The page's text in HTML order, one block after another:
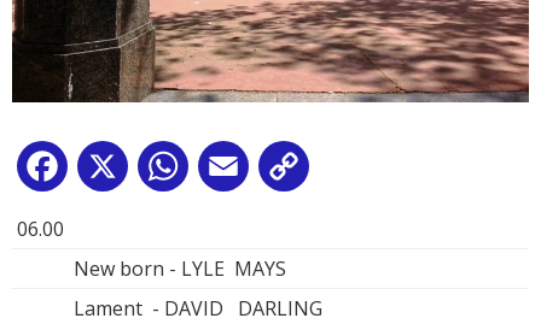
Facebook
X WhatsApp
Email
06.00
New born - LYLE MAYS
Lament - DAVID DARLING